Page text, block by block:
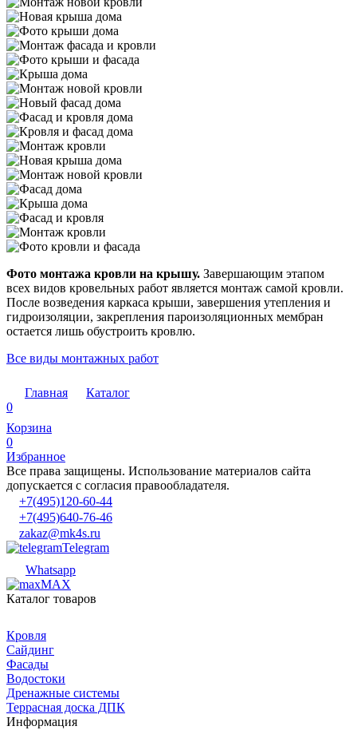
Фото монтажа кровли на крышу. Завершающим этапом
всех видов кровельных работ является монтаж самой кровли.
После возведения каркаса крыши, завершения утепления и
гидроизоляции, закрепления пароизоляционных мембран
остается лишь обустроить кровлю.
Все виды монтажных работ
Главная
Каталог
0
Корзина
0
Избранное
Все права защищены. Использование материалов сайта
допускается с согласия правообладателя.
+7(495)120-60-44
+7(495)640-76-46
zakaz@mk4s.ru
Telegram
Whatsapp
MAX
Каталог товаров
Кровля
Сайдинг
Фасады
Водостоки
Дренажные системы
Террасная доска ДПК
Информация